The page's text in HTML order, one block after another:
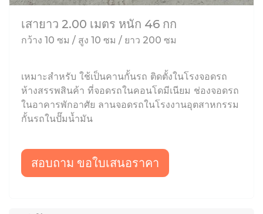
เสายาว 2.00 เมตร หนัก 46 กก
กว้าง 10 ซม / สูง 10 ซม / ยาว 200 ซม
เหมาะสำหรับ ใช้เป็นคานกั้นรถ ติดตั้งในโรงจอดรถ
ห้างสรรพสินค้า ที่จอดรถในคอนโดมีเนียม ช่องจอดรถ
ในอาคารพักอาศัย ลานจอดรถในโรงงานอุตสาหกรรม
กั้นรถในปั๊มน้ำมัน
สอบถาม ขอใบเสนอราคา